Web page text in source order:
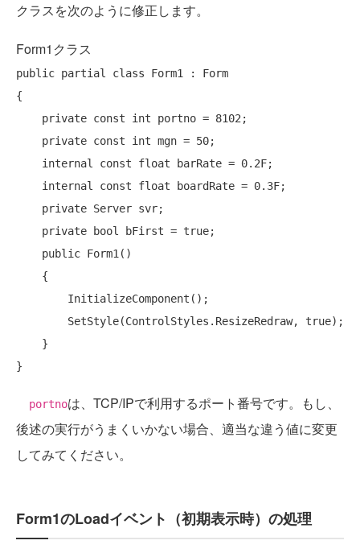
クラスを次のように修正します。
Form1クラス
public partial class Form1 : Form
{
private const int portno = 8102;
private const int mgn = 50;
internal
const float barRate = 0.2F;
internal
const float boardRate = 0.3F;
private Server svr;
private
bool bFirst = true;
public Form1()
        SetStyle(ControlStyles.ResizeRedraw,
true);
portnoは、TCP/IPで利用するポート番号です。もし、
後述の実行がうまくいかない場合、適当な違う値に変更
してみてください。
Form1のLoadイベント（初期表示時）の処理